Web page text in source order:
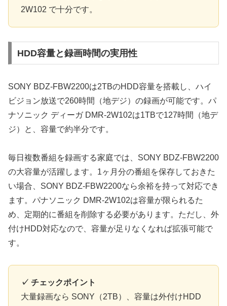
2W102 で十分です。
HDD容量と録画時間の実用性
SONY BDZ-FBW2200は2TBのHDD容量を搭載し、ハイ
ビジョン放送で260時間（地デジ）の録画が可能です。パ
ナソニック ディーガ DMR-2W102は1TBで127時間（地デ
ジ）と、容量で約半分です。
毎日複数番組を録画する家庭では、SONY BDZ-FBW2200
の大容量が活躍します。1ヶ月分の番組を保存しておきた
い場合、SONY BDZ-FBW2200なら余裕を持って対応でき
ます。パナソニック DMR-2W102は容量が限られるた
め、定期的に番組を削除する必要があります。ただし、外
付けHDD対応なので、容量が足りなくなれば拡張可能で
す。
✓ チェックポイント
大量録画なら SONY（2TB）、容量は外付けHDD